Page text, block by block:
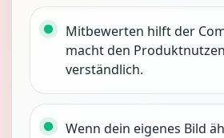
Mitbewerten hilft der
macht den
verständlich.
Wenn dein eigenes Bild